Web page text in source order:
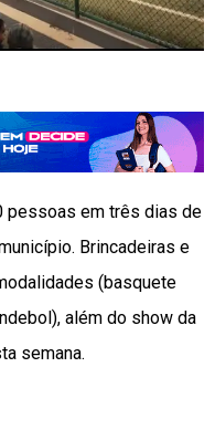
pessoas em três dias de
Brincadeiras e
(basquete
além do show da
semana.